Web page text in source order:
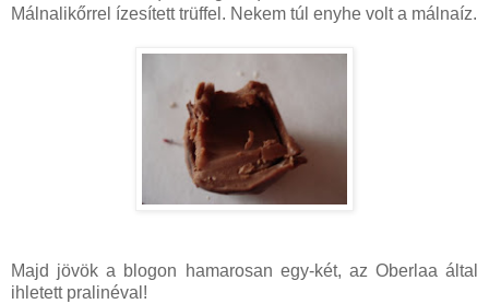
Málnalikőrrel ízesített trüffel. Nekem túl enyhe volt a málnaíz.
Majd jövök a blogon hamarosan egy-két, az Oberlaa által
ihletett pralinéval!